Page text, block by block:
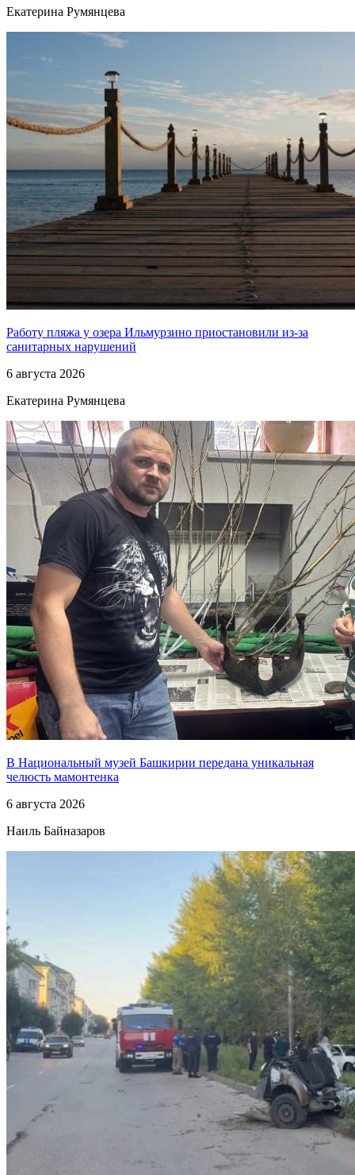
Екатерина Румянцева
Работу пляжа у озера Ильмурзино приостановили из-за
санитарных нарушений
6 августа 2026
Екатерина Румянцева
В Национальный музей Башкирии передана уникальная
челюсть мамонтенка
6 августа 2026
Наиль Байназаров